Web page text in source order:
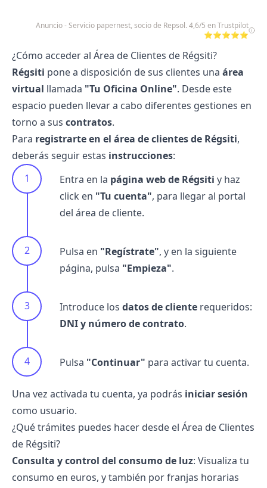
Anuncio - Servicio papernest, socio de Repsol. 4,6/5 en Trustpilot
⭐⭐⭐⭐⭐
¿Cómo acceder al Área de Clientes de Régsiti?
Régsiti pone a disposición de sus clientes una área
virtual llamada "Tu Oficina Online". Desde este
espacio pueden llevar a cabo diferentes gestiones en
torno a sus contratos.
Para registrarte en el área de clientes de Régsiti,
deberás seguir estas instrucciones:
Entra en la página web de Régsiti y haz
click en "Tu cuenta", para llegar al portal
del área de cliente.
Pulsa en "Regístrate", y en la siguiente
página, pulsa "Empieza".
Introduce los datos de cliente requeridos:
DNI y número de contrato.
Pulsa "Continuar" para activar tu cuenta.
Una vez activada tu cuenta, ya podrás iniciar sesión
como usuario.
¿Qué trámites puedes hacer desde el Área de Clientes
de Régsiti?
Consulta y control del consumo de luz: Visualiza tu
consumo en euros, y también por franjas horarias